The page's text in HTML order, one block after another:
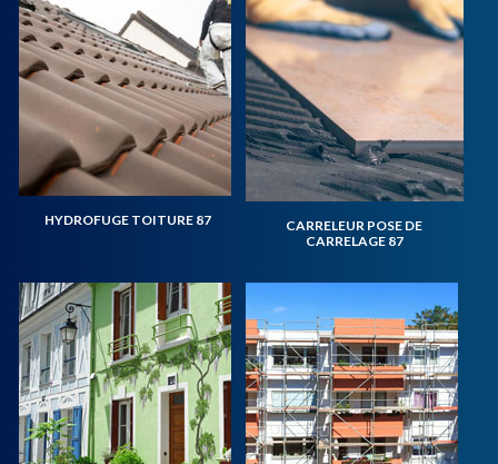
HYDROFUGE TOITURE 87
CARRELEUR POSE DE
CARRELAGE 87